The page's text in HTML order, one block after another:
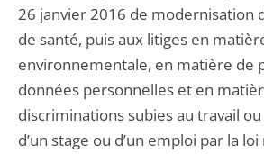
26 janvier 2016 de modernisation
de santé, puis aux litiges en
environnementale, en matière de
données personnelles et en
discriminations subies au travail
d’un stage ou d’un emploi par la